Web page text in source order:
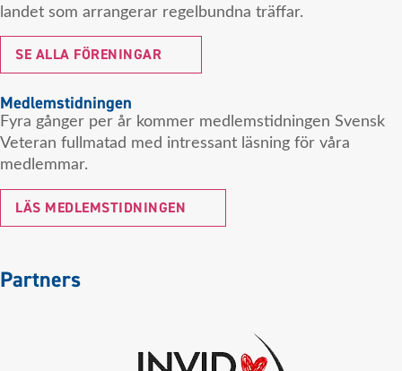
landet som arrangerar regelbundna träffar.
SE ALLA FÖRENINGAR
Medlemstidningen
Fyra gånger per år kommer medlemstidningen Svensk
Veteran fullmatad med intressant läsning för våra
medlemmar.
LÄS MEDLEMSTIDNINGEN
Partners